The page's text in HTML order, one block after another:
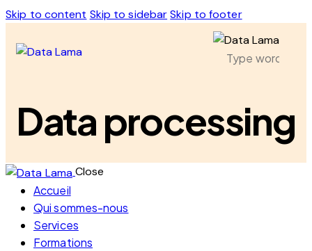
Skip to content Skip to sidebar Skip to footer
Data processing
Close
Accueil
Qui sommes-nous
Services
Formations